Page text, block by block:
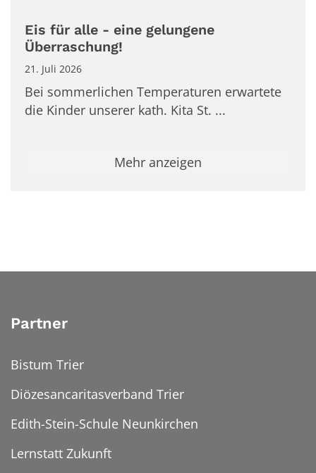
Eis für alle - eine gelungene
Überraschung!
21. Juli 2026
Bei sommerlichen Temperaturen erwartete
die Kinder unserer kath. Kita St. ...
Mehr anzeigen
Partner
Bistum Trier
Diözesancaritasverband Trier
Edith-Stein-Schule Neunkirchen
Lernstatt Zukunft